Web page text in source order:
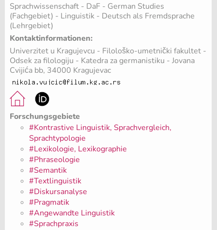
Sprachwissenschaft - DaF - German Studies
(Fachgebiet) - Linguistik - Deutsch als Fremdsprache
(Lehrgebiet)
Kontaktinformationen:
Univerzitet u Kragujevcu - Filološko-umetnički fakultet -
Odsek za filologiju - Katedra za germanistiku - Jovana
Cvijića bb, 34000 Kragujevac
Forschungsgebiete
#Kontrastive Linguistik, Sprachvergleich,
Sprachtypologie
#Lexikologie, Lexikographie
#Phraseologie
#Semantik
#Textlinguistik
#Diskursanalyse
#Pragmatik
#Angewandte Linguistik
#Sprachpraxis